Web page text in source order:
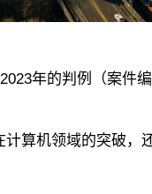
年的判例（案件编
机领域的突破，